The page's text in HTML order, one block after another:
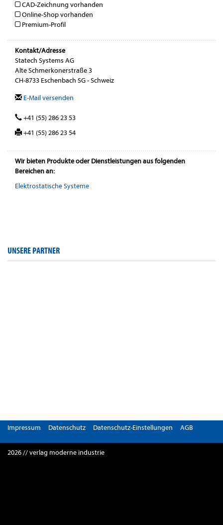
CAD-Zeichnung vorhanden
Online-Shop vorhanden
Premium-Profil
Kontakt/Adresse
Statech Systems AG
Alte Schmerkonerstraße 3
CH-8733 Eschenbach SG - Schweiz
E-Mail versenden
+41 (55) 286 23 53
+41 (55) 286 23 54
Wir bieten Produkte oder Dienstleistungen aus folgenden
Bereichen an:
Elektrostatische Systeme
UNSERE PARTNER
Impressum Datenschutz Datenschutz-Einstellungen AGB
2026 // verlag moderne industrie